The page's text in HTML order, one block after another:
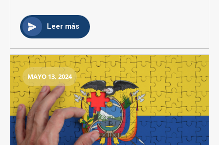
Leer más
MAYO 13, 2024